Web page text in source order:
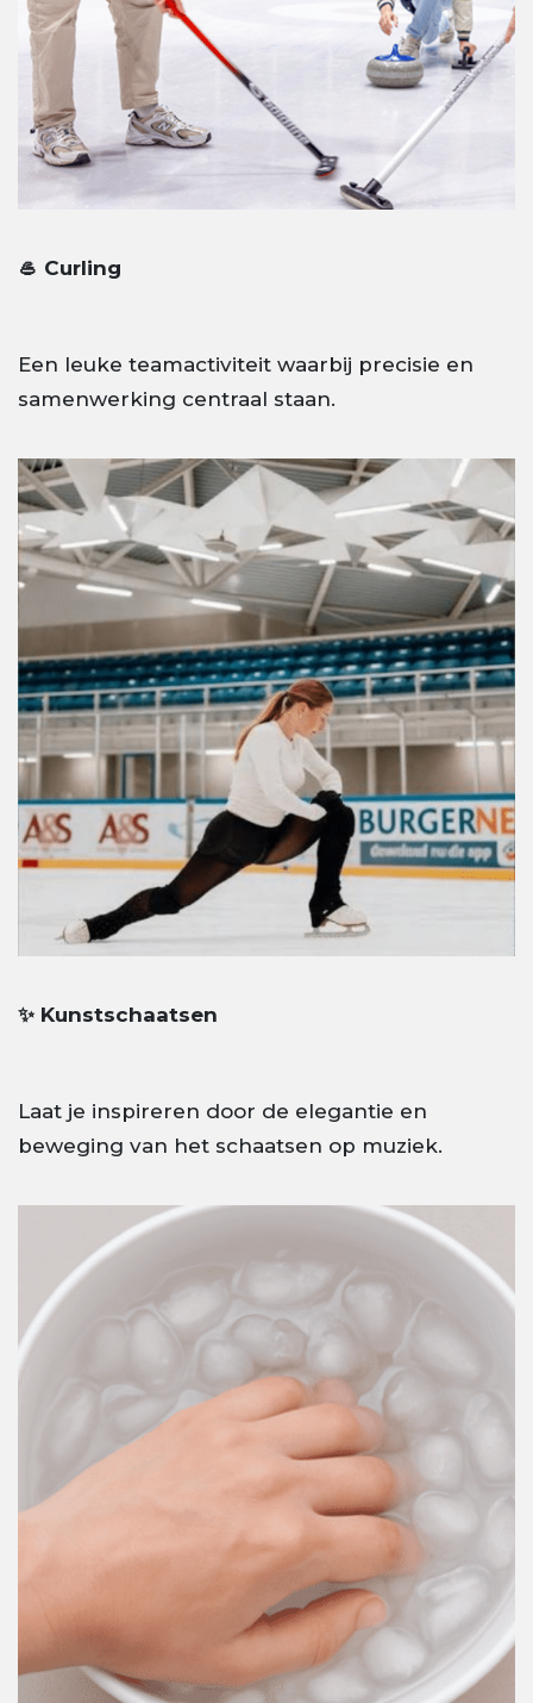
🥌 Curling
Een leuke teamactiviteit waarbij precisie en
samenwerking centraal staan.
✨ Kunstschaatsen
Laat je inspireren door de elegantie en
beweging van het schaatsen op muziek.